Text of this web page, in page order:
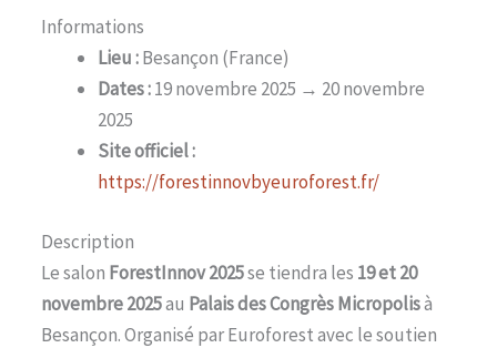
Informations
Lieu :Besançon (France)
Dates :19 novembre 2025 → 20 novembre
2025
Site officiel :
https://forestinnovbyeuroforest.fr/
Description
Le salon ForestInnov 2025se tiendra les 19 et 20
novembre 2025au Palais des Congrès Micropolisà
Besançon. Organisé par Euroforest avec le soutien